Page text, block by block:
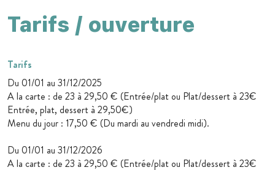
Tarifs / ouverture
Tarifs
Du 01/01 au 31/12/2025
A la carte : de 23 à 29,50 € (Entrée/plat ou Plat/dessert à 23€
Entrée, plat, dessert à 29,50€)
Menu du jour : 17,50 € (Du mardi au vendredi midi).
Du 01/01 au 31/12/2026
A la carte : de 23 à 29,50 € (Entrée/plat ou Plat/dessert à 23€